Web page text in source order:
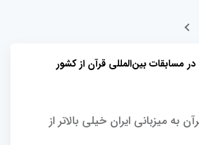
مسابقات بین‌المللی قرآن از کشور
میزبانی ایران خیلی بالاتر از